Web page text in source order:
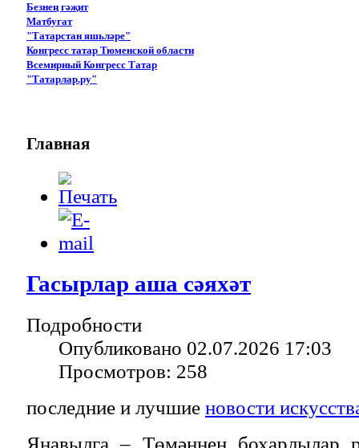
Безнең гәҗит
Матбугат
"Татарстан яшьләре"
Конгресс татар Тюменской области
Всемирный Конгресс Татар
"Татарлар.ру"
Главная
Гасырлар аша сәяхәт
Подробности
Опубликовано 02.07.2026 17:03
Просмотров: 258
последние и лучшие новости
Яңавылга – Төмәннең бохарлылар